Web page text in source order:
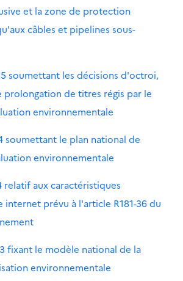
et la zone de protection
câbles et pipelines sous-
soumettant les décisions d'octroi,
de titres régis par le
environnementale
soumettant le plan national de
environnementale
relatif aux caractéristiques
internet prévu à l'article R181-36 du
fixant le modèle national de la
environnementale